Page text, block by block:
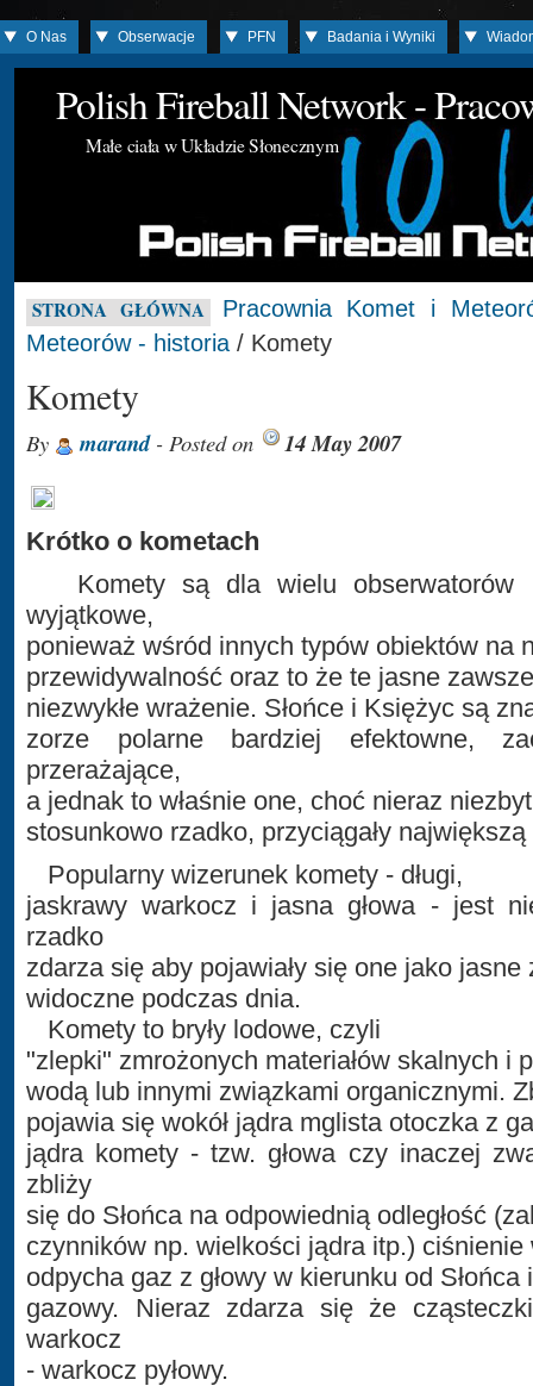
O Nas Obserwacje PFN Badania i Wyniki
Polish Fireball Network -
Małe ciała w Układzie Słonecznym
STRONA GŁÓWNA
Pracownia Komet i
Meteorów - historia / Komety
Komety
By marand- Posted on 14 May 2007
Krótko o kometach
Komety są dla wielu obserwatorów
wyjątkowe,
ponieważ wśród innych typów obiektów na
przewidywalność oraz to że te jasne
niezwykłe wrażenie. Słońce i Księżyc są
zorze polarne bardziej efektowne,
przerażające,
a jednak to właśnie one, choć nieraz
stosunkowo rzadko, przyciągały
Popularny wizerunek komety - długi,
jaskrawy warkocz i jasna głowa - jest
rzadko
zdarza się aby pojawiały się one jako
widoczne podczas dnia.
Komety to bryły lodowe, czyli
"zlepki" zmrożonych materiałów skalnych i
wodą lub innymi związkami organicznymi.
pojawia się wokół jądra mglista otoczka z
jądra komety - tzw. głowa czy inaczej
zbliży
się do Słońca na odpowiednią odległość
czynników np. wielkości jądra itp.) ciśnienie
odpycha gaz z głowy w kierunku od
gazowy. Nieraz zdarza się że
warkocz
- warkocz pyłowy.